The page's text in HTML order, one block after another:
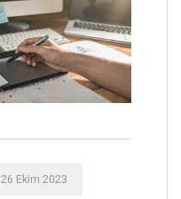
26 Ekim 2023